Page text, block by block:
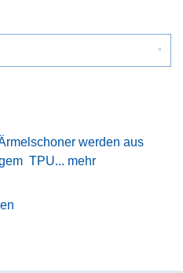
werden aus
TPU... mehr